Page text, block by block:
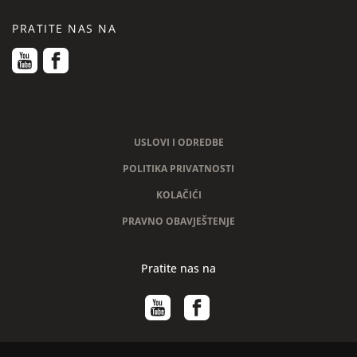
funkcija xl
PRATITE NAS NA
USLOVI I ODREDBE
POLITIKA PRIVATNOSTI
KOLAČIĆI
PRAVNO OBAVJEŠTENJE
Pratite nas na